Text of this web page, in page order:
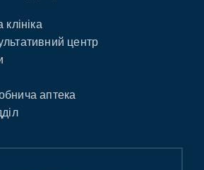
клініка
центр
аптека